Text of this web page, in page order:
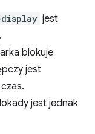
jest
.
blokuje
jest
jest jednak